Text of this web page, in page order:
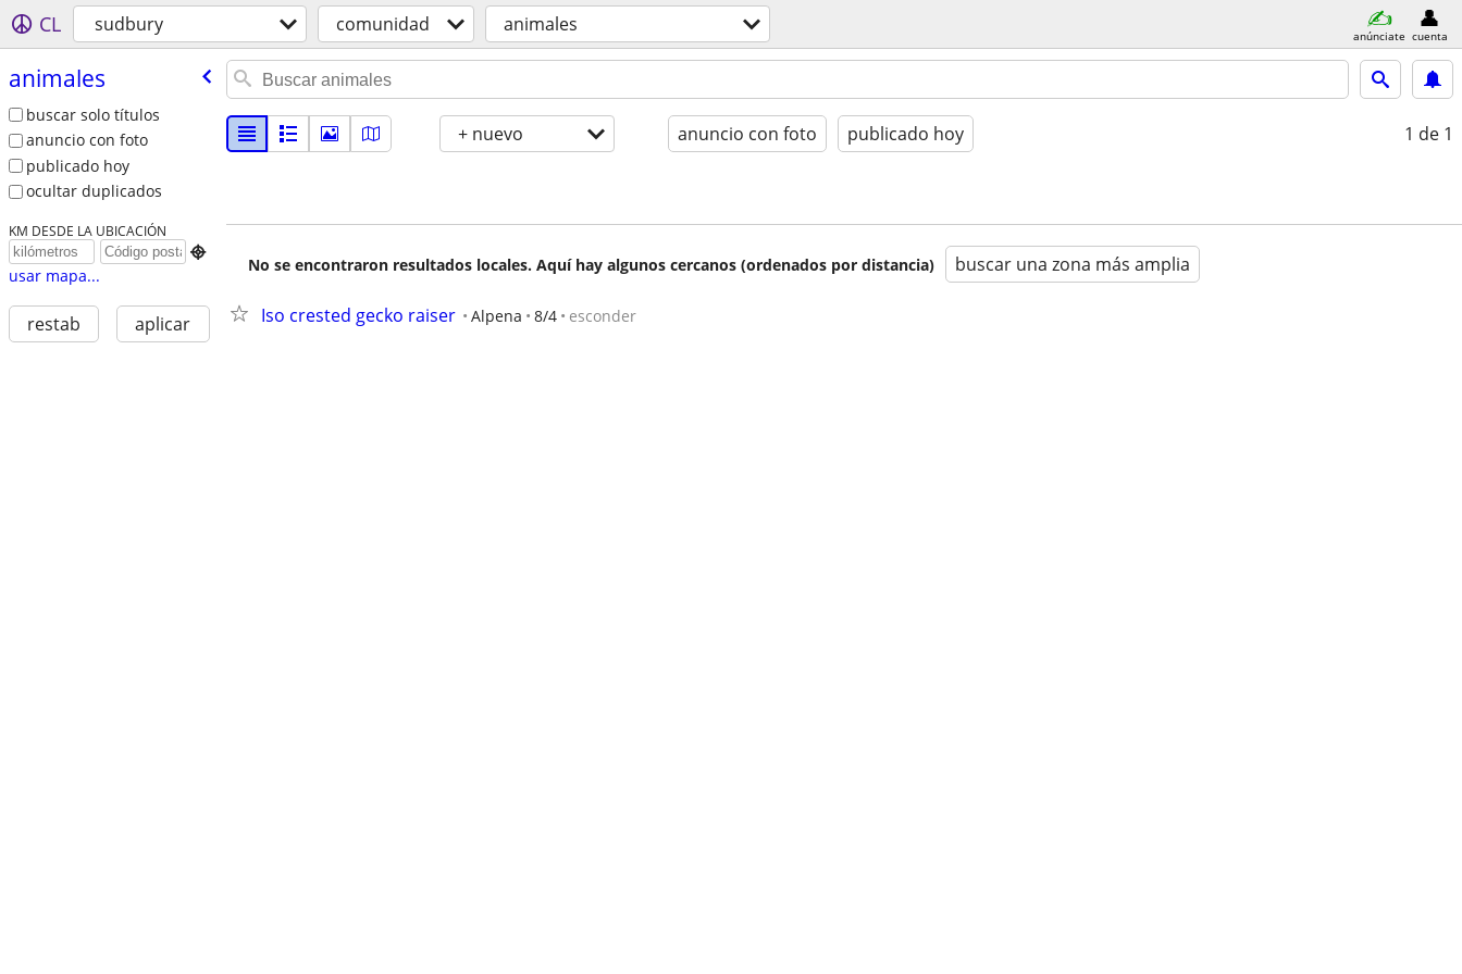
CL sudbury comunidad animales anúnciate cuenta
animales
buscar solo títulos
anuncio con foto
publicado hoy
ocultar duplicados
KM DESDE LA UBICACIÓN

usar mapa...
restab aplicar
+ nuevo anuncio con foto publicado hoy 1 de 1
No se encontraron resultados locales. Aquí hay algunos cercanos (ordenados por distancia) buscar una zona más amplia
Iso crested gecko raiser Alpena 8/4 esconder